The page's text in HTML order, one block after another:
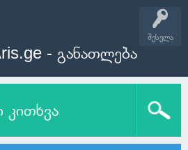
შესვლა
- განათლება
კითხვა